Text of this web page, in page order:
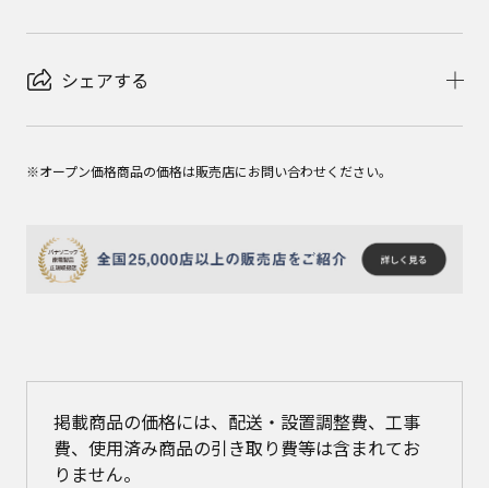
シェアする
※オープン価格商品の価格は販売店にお問い合わせください。
掲載商品の価格には、配送・設置調整費、工事
費、使用済み商品の引き取り費等は含まれてお
りません。